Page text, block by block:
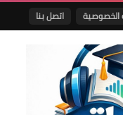
اتصل بنا